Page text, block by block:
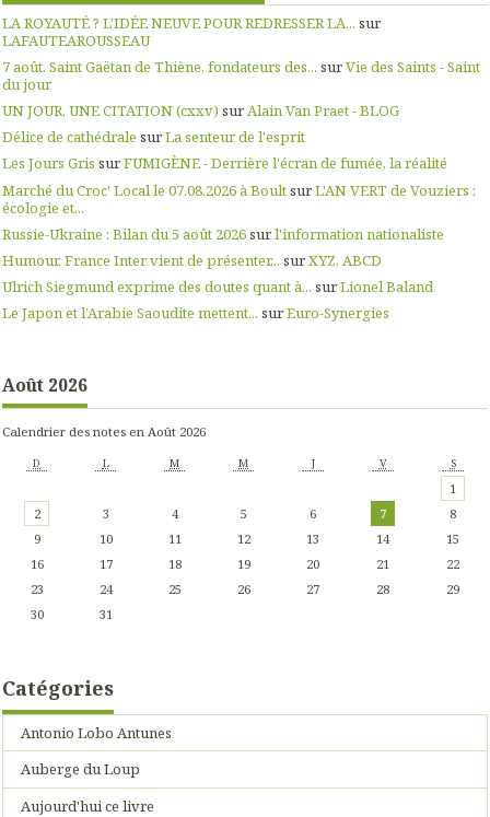
LA ROYAUTÉ ? L'IDÉE NEUVE POUR REDRESSER LA... sur
LAFAUTEAROUSSEAU
7 août. Saint Gaëtan de Thiène, fondateurs des... surVie des Saints - Saint
du jour
UN JOUR, UNE CITATION (cxxv) surAlain Van Praet - BLOG
Délice de cathédrale surLa senteur de l'esprit
Les Jours Gris surFUMIGÈNE - Derrière l'écran de fumée, la réalité
Marché du Croc' Local le 07.08.2026 à BoultsurL'AN VERT de Vouziers :
écologie et...
Russie-Ukraine : Bilan du 5 août 2026surl'information nationaliste
Humour. France Inter vient de présenter... surXYZ, ABCD
Ulrich Siegmund exprime des doutes quant à... surLionel Baland
Le Japon et l’Arabie Saoudite mettent... surEuro-Synergies
Août 2026
Calendrier des notes en Août 2026
D L M M J V S
1
2
3 4 5 6 7
8
9
10 11 12 13 14
15
16
17 18 19 20 21
22
23
24 25 26 27 28
29
30
31
Catégories
Antonio Lobo Antunes
Auberge du Loup
Aujourd'hui ce livre